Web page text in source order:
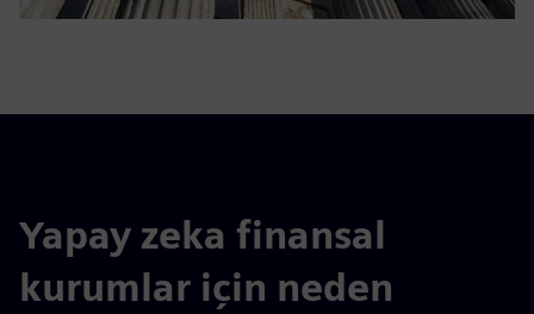
Yapay zeka finansal
kurumlar için neden